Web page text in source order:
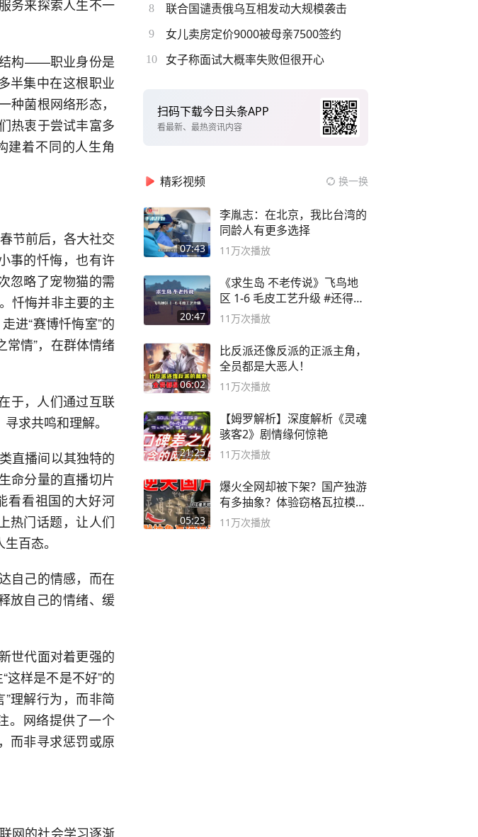
务来探索人生不一
结构——职业身份是
半集中在这根职业
菌根网络形态，
热衷于尝试丰富多
建着不同的人生角
节前后，各大社交
事的忏悔，也有许
忽略了宠物猫的需
忏悔并非主要的主
进“赛博忏悔室”的
常情”，在群体情绪
于，人们通过互联
求共鸣和理解。
直播间以其独特的
命分量的直播切片
看看祖国的大好河
热门话题，让人们
百态。
自己的情感，而在
放自己的情绪、缓
世代面对着更强的
这样是不是不好”的
理解行为，而非简
。网络提供了一个
而非寻求惩罚或原
网的社会学习逐渐
8 联合国谴责俄乌互相发动大规模袭击
9 女儿卖房定价9000被母亲7500签约
10 女子称面试大概率失败但很开心
扫码下载今日头条APP
看最新、最热资讯内容
精彩视频 换一换
07:43
李胤志：在北京，我比台湾的
同龄人有更多选择
11万次播放
20:47
《求生岛 不老传说》飞鸟地
区 1-6 毛皮工艺升级 #还得是
主机大作
11万次播放
06:02
比反派还像反派的正派主角，
全员都是大恶人！
11万次播放
21:25
【姆罗解析】深度解析《灵魂
骇客2》剧情缘何惊艳
11万次播放
05:23
爆火全网却被下架？国产独游
有多抽象？体验窃格瓦拉模拟
器！
11万次播放